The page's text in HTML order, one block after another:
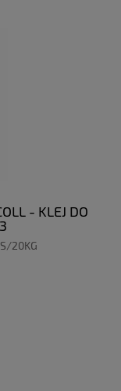
- KLEJ DO
20KG